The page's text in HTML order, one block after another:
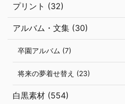
プリント (32)
アルバム・文集 (30)
卒園アルバム (7)
将来の夢着せ替え (23)
白黒素材 (554)